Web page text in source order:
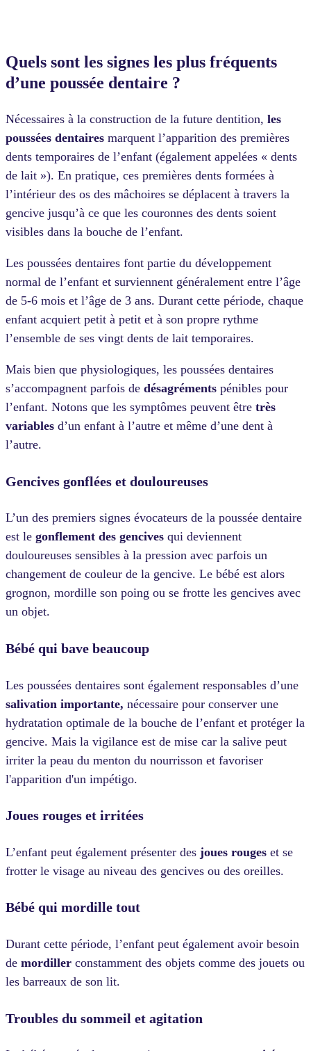
Quels sont les signes les plus fréquents
d’une poussée dentaire ?
Nécessaires à la construction de la future dentition, les
poussées dentaires marquent l’apparition des premières
dents temporaires de l’enfant (également appelées « dents
de lait »). En pratique, ces premières dents formées à
l’intérieur des os des mâchoires se déplacent à travers la
gencive jusqu’à ce que les couronnes des dents soient
visibles dans la bouche de l’enfant.
Les poussées dentaires font partie du développement
normal de l’enfant et surviennent généralement entre l’âge
de 5-6 mois et l’âge de 3 ans. Durant cette période, chaque
enfant acquiert petit à petit et à son propre rythme
l’ensemble de ses vingt dents de lait temporaires.
Mais bien que physiologiques, les poussées dentaires
s’accompagnent parfois de désagréments pénibles pour
l’enfant. Notons que les symptômes peuvent être très
variables d’un enfant à l’autre et même d’une dent à
l’autre.
Gencives gonflées et douloureuses
L’un des premiers signes évocateurs de la poussée dentaire
est le gonflement des gencives qui deviennent
douloureuses sensibles à la pression avec parfois un
changement de couleur de la gencive. Le bébé est alors
grognon, mordille son poing ou se frotte les gencives avec
un objet.
Bébé qui bave beaucoup
Les poussées dentaires sont également responsables d’une
salivation importante, nécessaire pour conserver une
hydratation optimale de la bouche de l’enfant et protéger la
gencive. Mais la vigilance est de mise car la salive peut
irriter la peau du menton du nourrisson et favoriser
l'apparition d'un impétigo.
Joues rouges et irritées
L’enfant peut également présenter des joues rouges et se
frotter le visage au niveau des gencives ou des oreilles.
Bébé qui mordille tout
Durant cette période, l’enfant peut également avoir besoin
de mordiller constamment des objets comme des jouets ou
les barreaux de son lit.
Troubles du sommeil et agitation